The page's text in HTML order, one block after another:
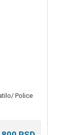
Police